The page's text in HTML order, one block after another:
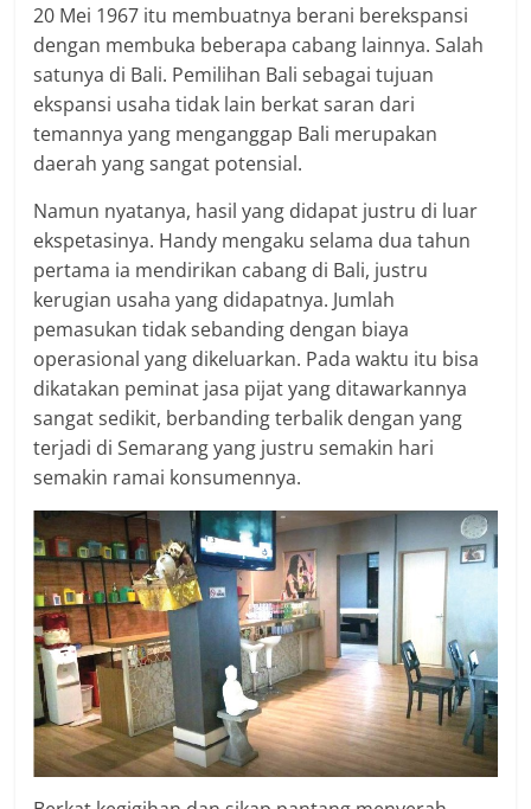
20 Mei 1967 itu membuatnya berani berekspansi
dengan membuka beberapa cabang lainnya. Salah
satunya di Bali. Pemilihan Bali sebagai tujuan
ekspansi usaha tidak lain berkat saran dari
temannya yang menganggap Bali merupakan
daerah yang sangat potensial.
Namun nyatanya, hasil yang didapat justru di luar
ekspetasinya. Handy mengaku selama dua tahun
pertama ia mendirikan cabang di Bali, justru
kerugian usaha yang didapatnya. Jumlah
pemasukan tidak sebanding dengan biaya
operasional yang dikeluarkan. Pada waktu itu bisa
dikatakan peminat jasa pijat yang ditawarkannya
sangat sedikit, berbanding terbalik dengan yang
terjadi di Semarang yang justru semakin hari
semakin ramai konsumennya.